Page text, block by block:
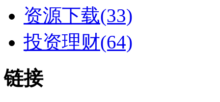
资源下载(33)
投资理财(64)
链接